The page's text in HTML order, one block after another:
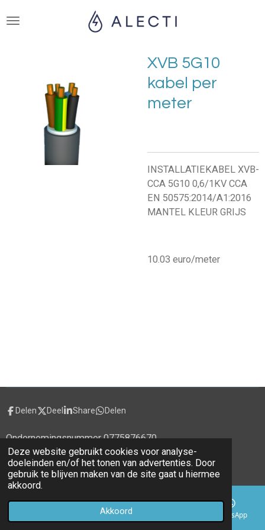
Deze website gebruikt cookies voor analyse-
doeleinden en/of het tonen van advertenties. Door
gebruik te blijven maken van de site gaat u hiermee
akkoord.
Akkoord
direct
XVB 5G10
kabel per
meter
INSTALLATIEKABEL XVB-
CCA 5G10 0,6/1KV CCA
EN 50575:2014/A1:2016
MANTEL KLEUR GRIJS
10.03 euro/meter
Delen Deel Share Delen
Ondernemingsnummer 0775876670
© 2020 - 2026 alecti.be
Powered byJouwWeb
Telefoonnummer WhatsApp